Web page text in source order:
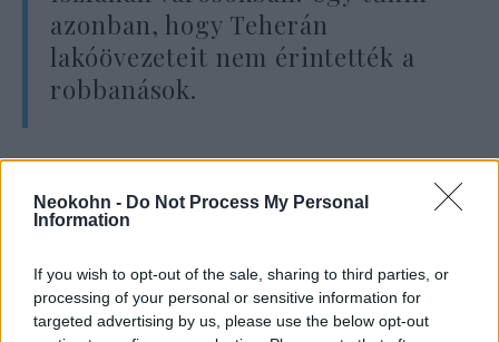
Neokohn - Do Not Process My Personal
Information
If you wish to opt-out of the sale, sharing to third parties, or
processing of your personal or sensitive information for
targeted advertising by us, please use the below opt-out
azonban, hogy Teherán
lakóövezeteit nem érintették a
robbanások.
Az Egyesült Államok és Izrael február 28-án
bombázási hadjáratot indított Irán ellen,
valamint Irán ballisztikus rakétaprogramjának
és nukleáris programjának megsemmisítése
volt, de a harcok április 8-án fegyverszünetre